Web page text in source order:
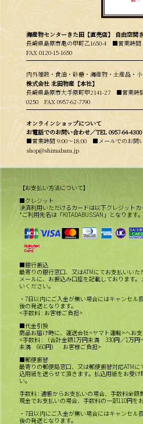
海産物センターきた田【直売店】 自由空間
長崎県島原市亀の甲町乙1650-4 ■営業時間
FAX 0120-15-1650
内外雑穀・食油・砂糖・海産物・土産品・
株式会社 北田物産【本社】
長崎県島原市大手原町甲2141-27 ■営業時
0250FAX 0957-62-7790
オンラインショップについて
お電話でのお問い合わせ／TEL 0957-64-4300
■営業時間 9:00〜18:00 ■メールでのお問
shop@shimabara.jp
【お支払い方法について】
■クレジット
決済利用いただけるカードは以下クレジットカ
*ご利用先名は「KITADABUSSAN」となります。
■銀行振込
最寄りの銀行窓口、又はATMにてお支払いい
メールに、お振込み口座を記載しております
いください。
・7日以内にご入金が無い場合にはキャンセル
後の発送となります。
<手数料 : お客様ご負担>
■代金引換
商品お届け時に、運送会社<ヤマト運輸>へお支
<手数料 : （合計金額1万円未満 330円／1万
未満 660円） お客様ご負担>
■郵便振替
最寄りの郵便局窓口、又は郵便振替対応ATM
込用紙を送らせて頂きます。払込用紙をお受
い。
手数料 : 通帳からお支払いの場合、手数料全額
現金でお支払いの場合、手数料の一部110円を
・7日以内にご入金が無い場合にはキャンセル
後の発送となります。